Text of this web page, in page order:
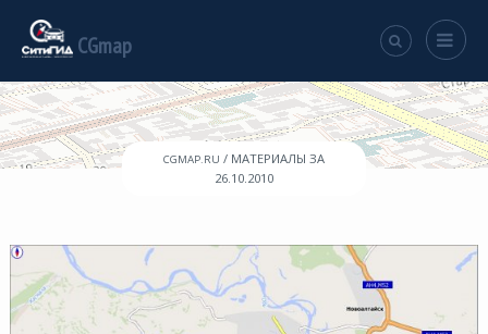
CGmap
CGMAP.RU / МАТЕРИАЛЫ ЗА
26.10.2010